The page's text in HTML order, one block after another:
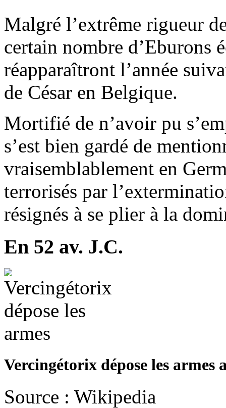
Malgré l’extrême rigueur
certain nombre d’Eburons
réapparaîtront l’année
de César en Belgique.
Mortifié de n’avoir pu
s’est bien gardé de
vraisemblablement en
terrorisés par
résignés à se plier à la
En 52 av. J.C.
Vercingétorix dépose les armes
Source : Wikipedia